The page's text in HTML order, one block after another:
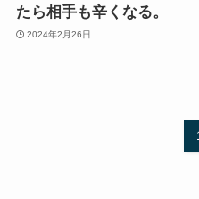
たら相手も辛くなる。
2024年2月26日